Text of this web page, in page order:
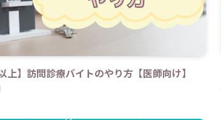
上】訪問診療バイトのやり方【医師向け】